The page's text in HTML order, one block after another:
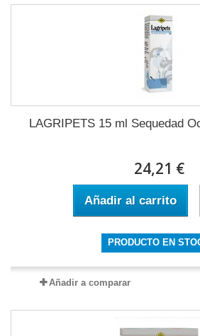
LAGRIPETS 15 ml Sequedad
24,21 €
Añadir al carrito
PRODUCTO EN
Añadir a comparar